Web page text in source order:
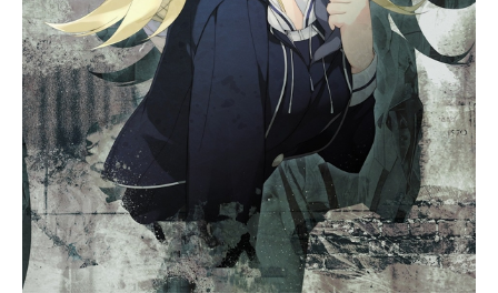
012年12月24日（月）テレビ東京・A
T-Xほか話数全13話キャスト桃園奈々
生：三森すずこ巴衛：立花慎之介鞍
馬：岸尾だいすけ瑞希：岡本信彦ミ
カゲ：石田彰猫田あみ：佐藤聡美龍
王・宿儺：浪川大輔沼皇女：堀江由
衣乙比古：高橋広樹虎徹：大久保ち
か鬼切：新子夏代磯部：森嶋秀太講
釈師・ストーリーテラー：山崎バニ
ラスタッフ監督：大地丙太郎キャラ
クターデザイン：山中純子美術監
督：青井...